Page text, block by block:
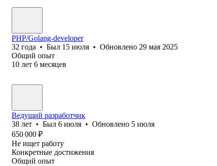
PHP/Golang-developer
32 года • Был 15 июля • Обновлено 29 мая 2025
Общий опыт
10 лет 6 месяцев
Ведущий разработчик
38 лет • Был 6 июля • Обновлено 5 июля
650 000 ₽
Не ищет работу
Конкретные достижения
Общий опыт